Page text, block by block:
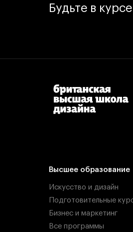
Будьте в
Высшее образование
Искусство и дизайн
Подготовительные
Бизнес и маркетинг
Все программы